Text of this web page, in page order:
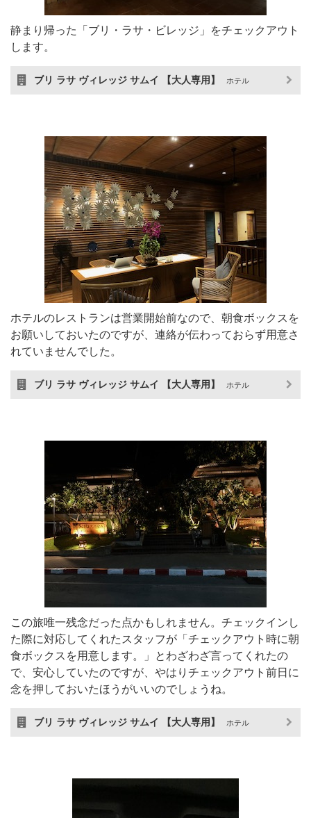
静まり帰った「ブリ・ラサ・ビレッジ」をチェックアウト
します。
ブリ ラサ ヴィレッジ サムイ 【大人専用】 ホテル
ホテルのレストランは営業開始前なので、朝食ボックスを
お願いしておいたのですが、連絡が伝わっておらず用意さ
れていませんでした。
ブリ ラサ ヴィレッジ サムイ 【大人専用】 ホテル
この旅唯一残念だった点かもしれません。チェックインし
た際に対応してくれたスタッフが「チェックアウト時に朝
食ボックスを用意します。」とわざわざ言ってくれたの
で、安心していたのですが、やはりチェックアウト前日に
念を押しておいたほうがいいのでしょうね。
ブリ ラサ ヴィレッジ サムイ 【大人専用】 ホテル